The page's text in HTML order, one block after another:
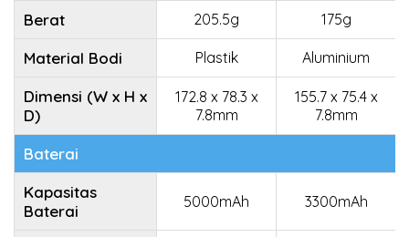
Berat
205.5g 175g
Material Bodi Plastik Aluminium
Dimensi (W x H x
D)
172.8 x 78.3 x
7.8mm
155.7 x 75.4 x
7.8mm
Baterai
Kapasitas
Baterai
5000mAh 3300mAh